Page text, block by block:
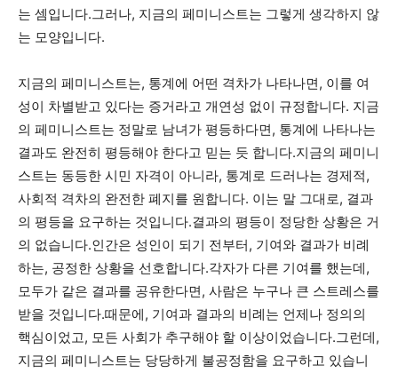
는 셈입니다.그러나, 지금의 페미니스트는 그렇게 생각하지 않
는 모양입니다.
지금의 페미니스트는, 통계에 어떤 격차가 나타나면, 이를 여
성이 차별받고 있다는 증거라고 개연성 없이 규정합니다. 지금
의 페미니스트는 정말로 남녀가 평등하다면, 통계에 나타나는
결과도 완전히 평등해야 한다고 믿는 듯 합니다.지금의 페미니
스트는 동등한 시민 자격이 아니라, 통계로 드러나는 경제적,
사회적 격차의 완전한 폐지를 원합니다. 이는 말 그대로, 결과
의 평등을 요구하는 것입니다.결과의 평등이 정당한 상황은 거
의 없습니다.인간은 성인이 되기 전부터, 기여와 결과가 비례
하는, 공정한 상황을 선호합니다.각자가 다른 기여를 했는데,
모두가 같은 결과를 공유한다면, 사람은 누구나 큰 스트레스를
받을 것입니다.때문에, 기여과 결과의 비례는 언제나 정의의
핵심이었고, 모든 사회가 추구해야 할 이상이었습니다.그런데,
지금의 페미니스트는 당당하게 불공정함을 요구하고 있습니